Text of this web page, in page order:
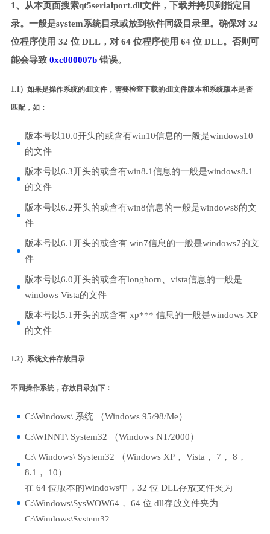
1、从本页面搜索qt5serialport.dll文件，下载并拷贝到指定目
录。一般是system系统目录或放到软件同级目录里。确保对 32
位程序使用 32 位 DLL，对 64 位程序使用 64 位 DLL。否则可
能会导致 0xc000007b错误。
1.1）如果是操作系统的dll文件，需要检查下载的dll文件版本和系统版本是否
匹配，如：
版本号以10.0开头的或含有win10信息的一般是windows10
的文件
版本号以6.3开头的或含有win8.1信息的一般是windows8.1
的文件
版本号以6.2开头的或含有win8信息的一般是windows8的文
件
版本号以6.1开头的或含有 win7信息的一般是windows7的文
件
版本号以6.0开头的或含有longhorn、vista信息的一般是
windows Vista的文件
版本号以5.1开头的或含有 xp*** 信息的一般是windows XP
的文件
1.2）系统文件存放目录
不同操作系统，存放目录如下：
C:\Windows\ 系统 （Windows 95/98/Me）
C:\WINNT\ System32 （Windows NT/2000）
C:\ Windows\ System32 （Windows XP， Vista， 7， 8，
8.1， 10）
在 64 位版本的Windows中，32 位 DLL存放文件夹为
C:\Windows\SysWOW64， 64 位 dll存放文件夹为
C:\Windows\System32。